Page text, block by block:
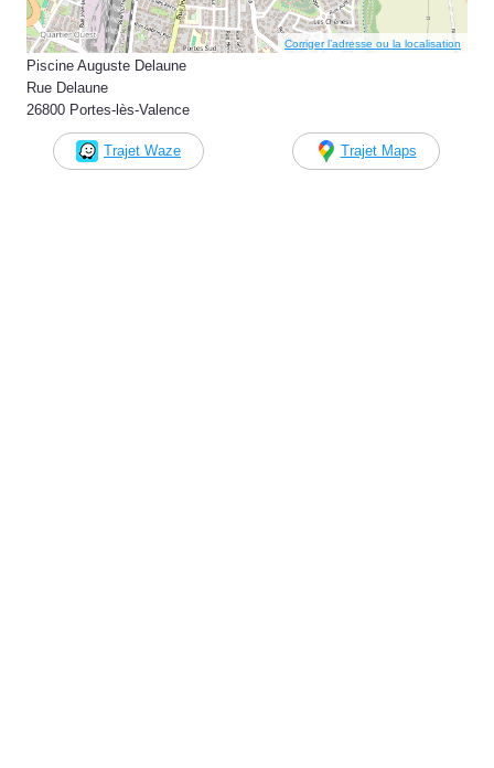
Corriger l’adresse ou la localisation
Piscine Auguste Delaune
Rue Delaune
26800 Portes-lès-Valence
Trajet Waze Trajet Maps